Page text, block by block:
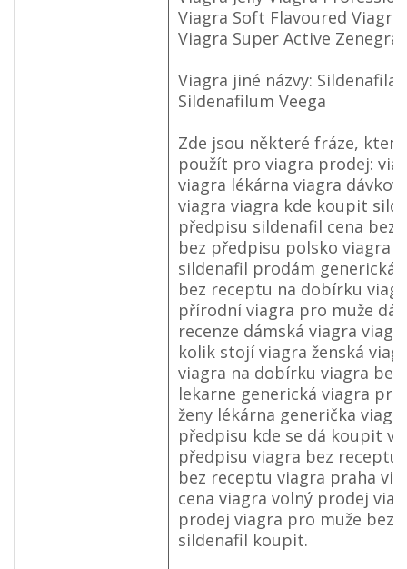
Viagra Soft Flavoured
Viagra Super Active Zenegra
Viagra jiné názvy: Sildenafila
Sildenafilum Veega
Zde jsou některé fráze,
použít pro viagra prodej:
viagra lékárna viagra
viagra viagra kde koupit
předpisu sildenafil cena bez
bez předpisu polsko viagra
sildenafil prodám generická
bez receptu na dobírku
přírodní viagra pro muže
recenze dámská viagra
kolik stojí viagra ženská
viagra na dobírku viagra
lekarne generická viagra
ženy lékárna generička
předpisu kde se dá koupit
předpisu viagra bez receptu
bez receptu viagra praha
cena viagra volný prodej
prodej viagra pro muže bez
sildenafil koupit.